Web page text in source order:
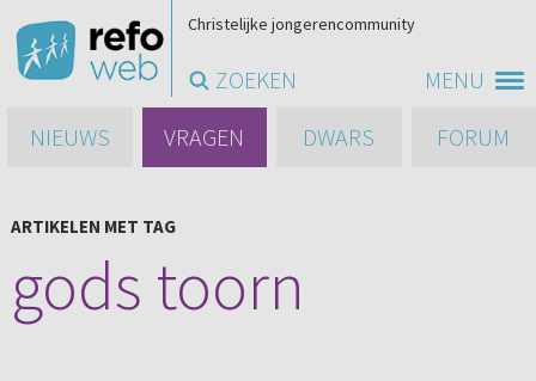
MENU
Christelijke jongerencommunity
ZOEKEN
NIEUWS
VRAGEN DWARS FORUM
ARTIKELEN MET TAG
gods toorn